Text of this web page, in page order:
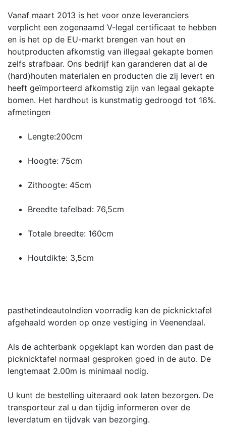
Vanaf maart 2013 is het voor onze leveranciers
verplicht een zogenaamd V-legal certificaat te hebben
en is het op de EU-markt brengen van hout en
houtproducten afkomstig van illegaal gekapte bomen
zelfs strafbaar. Ons bedrijf kan garanderen dat al de
(hard)houten materialen en producten die zij levert en
heeft geïmporteerd afkomstig zijn van legaal gekapte
bomen. Het hardhout is kunstmatig gedroogd tot 16%.
afmetingen
Lengte:200cm
Hoogte: 75cm
Zithoogte: 45cm
Breedte tafelbad: 76,5cm
Totale breedte: 160cm
Houtdikte: 3,5cm
pasthetindeautoIndien voorradig kan de picknicktafel
afgehaald worden op onze vestiging in Veenendaal.
Als de achterbank opgeklapt kan worden dan past de
picknicktafel normaal gesproken goed in de auto. De
lengtemaat 2.00m is minimaal nodig.
U kunt de bestelling uiteraard ook laten bezorgen. De
transporteur zal u dan tijdig informeren over de
leverdatum en tijdvak van bezorging.